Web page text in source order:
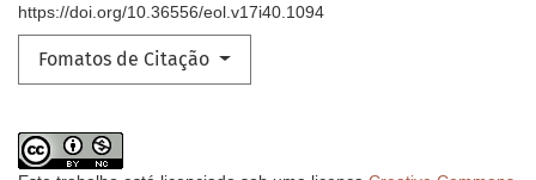
https://doi.org/10.36556/eol.v17i40.1094
Fomatos de Citação